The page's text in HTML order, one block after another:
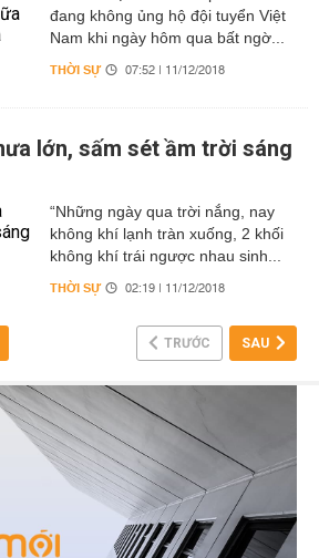
đang không ủng hộ đội tuyển Việt
Nam khi ngày hôm qua bất ngờ...
THỜI SỰ 07:52 | 11/12/2018
lớn, sấm sét ầm trời sáng
“Những ngày qua trời nắng, nay
không khí lạnh tràn xuống, 2 khối
không khí trái ngược nhau sinh...
THỜI SỰ 02:19 | 11/12/2018
TRƯỚC SAU